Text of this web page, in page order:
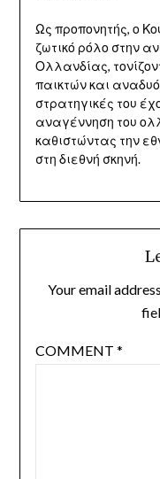
Ως προπονητής, ο
ζωτικό ρόλο στην
Ολλανδίας,
παικτών και
στρατηγικές του
αναγέννηση του
καθιστώντας την
στη διεθνή σκηνή.
Your email
COMMENT *